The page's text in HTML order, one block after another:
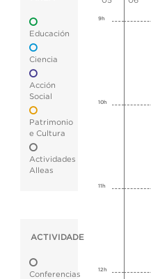
Educación
Ciencia
Acción
Social
Patrimonio
e Cultura
Actividades
Alleas
ACTIVIDADE
Conferencias
9h
10h
11h
12h